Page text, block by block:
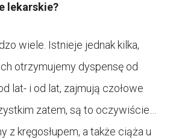
lekarskie?
wiele. Istnieje jednak kilka,
otrzymujemy dyspensę od
lat- i od lat, zajmują czołowe
zatem, są to oczywiście…
kręgosłupem, a także ciąża u